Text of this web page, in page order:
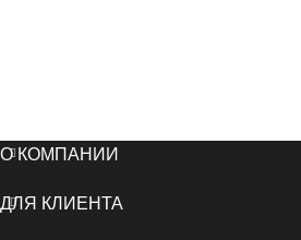
О КОМПАНИИ
ДЛЯ КЛИЕНТА